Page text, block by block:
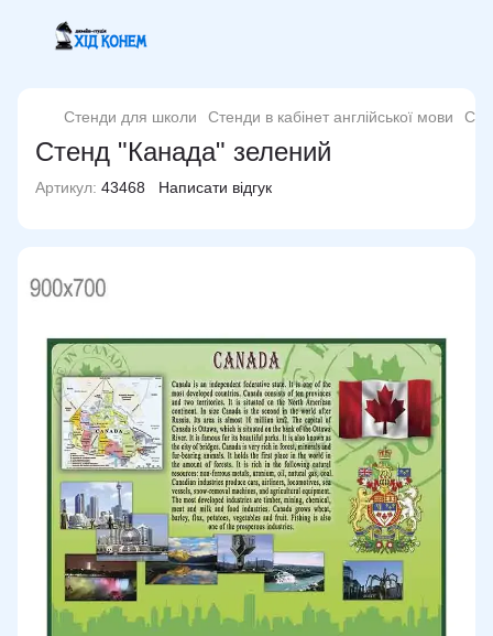
Стенди для школи Стенди в кабінет англійської мови
Стенд "Канада" зелений
Артикул: 43468 Написати відгук